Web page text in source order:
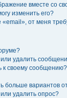
вместе со
изменить его?
«email», от меня
или удалить
к своему сообщению?
больше вариантов
удалить опрос?